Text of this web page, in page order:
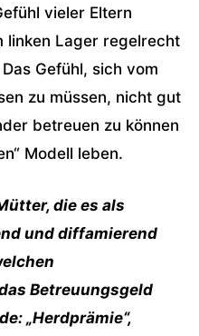
vieler Eltern
linken Lager regelrecht
Gefühl, sich vom
zu müssen, nicht gut
betreuen zu können
Modell leben.
die es als
und diffamierend
Betreuungsgeld
„Herdprämie“,